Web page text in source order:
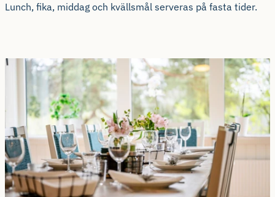
Lunch, fika, middag och kvällsmål serveras på fasta tider.